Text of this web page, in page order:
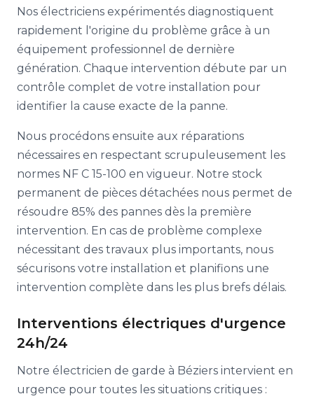
Nos électriciens expérimentés diagnostiquent
rapidement l'origine du problème grâce à un
équipement professionnel de dernière
génération. Chaque intervention débute par un
contrôle complet de votre installation pour
identifier la cause exacte de la panne.
Nous procédons ensuite aux réparations
nécessaires en respectant scrupuleusement les
normes NF C 15-100 en vigueur. Notre stock
permanent de pièces détachées nous permet de
résoudre 85% des pannes dès la première
intervention. En cas de problème complexe
nécessitant des travaux plus importants, nous
sécurisons votre installation et planifions une
intervention complète dans les plus brefs délais.
Interventions électriques d'urgence
24h/24
Notre électricien de garde à Béziers intervient en
urgence pour toutes les situations critiques :